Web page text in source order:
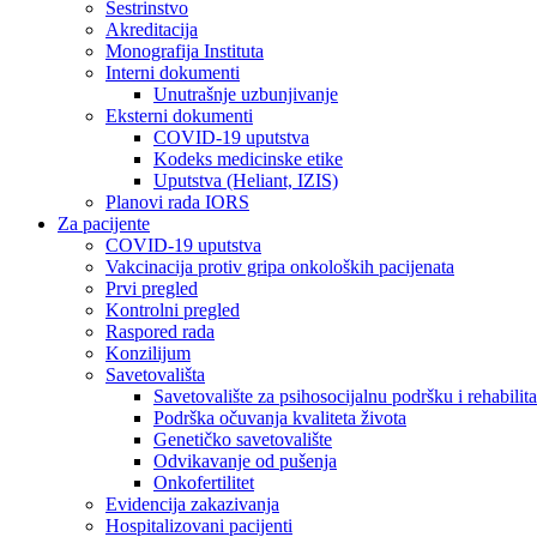
Sestrinstvo
Akreditacija
Monografija Instituta
Interni dokumenti
Unutrašnje uzbunjivanje
Eksterni dokumenti
COVID-19 uputstva
Kodeks medicinske etike
Uputstva (Heliant, IZIS)
Planovi rada IORS
Za pacijente
COVID-19 uputstva
Vakcinacija protiv gripa onkoloških pacijenata
Prvi pregled
Kontrolni pregled
Raspored rada
Konzilijum
Savetovališta
Savetovalište za psihosocijalnu podršku i
Podrška očuvanja kvaliteta života
Genetičko savetovalište
Odvikavanje od pušenja
Onkofertilitet
Evidencija zakazivanja
Hospitalizovani pacijenti